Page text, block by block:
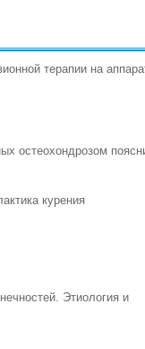
терапии на
остеохондрозом
курения
Этиология и